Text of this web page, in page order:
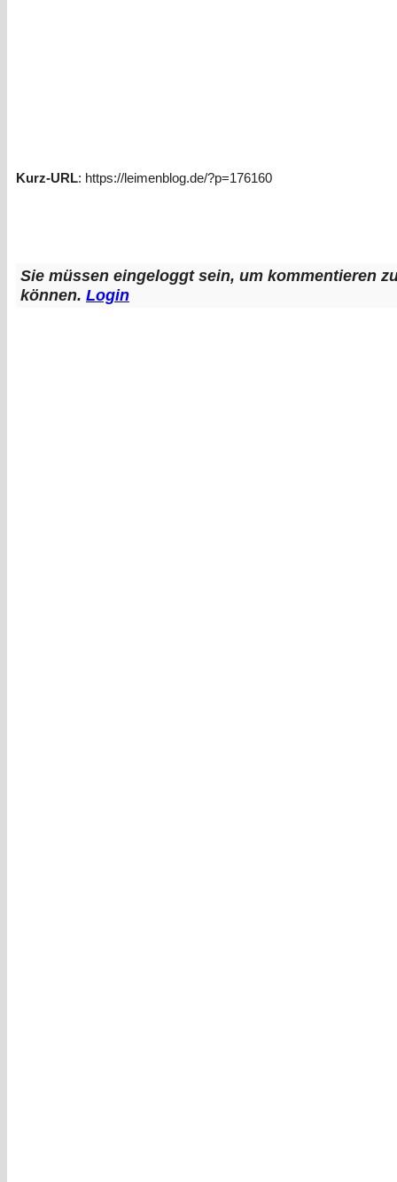
Kurz-URL: https://leimenblog.de/?p=176160
Sie müssen eingeloggt sein, um kommentieren
können. Login